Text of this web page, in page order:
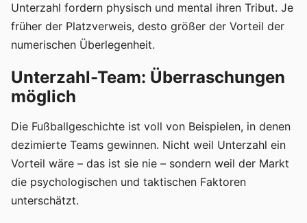
Unterzahl fordern physisch und mental ihren Tribut. Je
früher der Platzverweis, desto größer der Vorteil der
numerischen Überlegenheit.
Unterzahl-Team: Überraschungen
möglich
Die Fußballgeschichte ist voll von Beispielen, in denen
dezimierte Teams gewinnen. Nicht weil Unterzahl ein
Vorteil wäre – das ist sie nie – sondern weil der Markt
die psychologischen und taktischen Faktoren
unterschätzt.